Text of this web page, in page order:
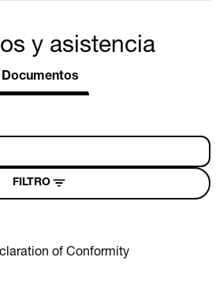
y asistencia
Documentos
FILTRO
of Conformity